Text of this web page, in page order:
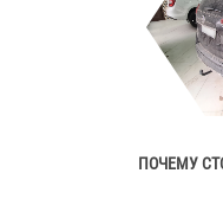
ПОЧЕМУ